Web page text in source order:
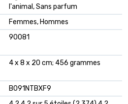
l'animal, Sans parfum
‎Femmes, Hommes
‎90081
‎4 x 8 x 20 cm; 456 grammes
‎B091NTBXF9